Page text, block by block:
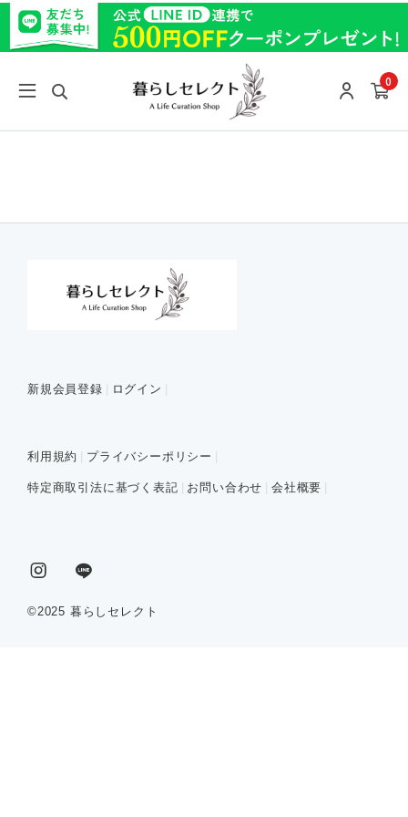
0
新規会員登録 ログイン
利用規約 プライバシーポリシー
特定商取引法に基づく表記 お問い合わせ 会社概要
©2025 暮らしセレクト